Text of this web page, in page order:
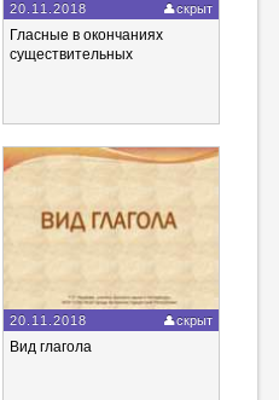
20.11.2018 скрыт
Гласные в окончаниях
существительных
20.11.2018 скрыт
Вид глагола